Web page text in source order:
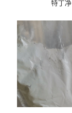
特丁净